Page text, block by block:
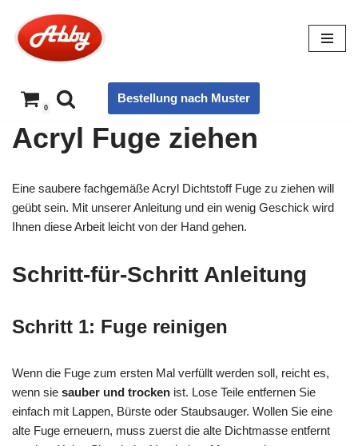
Zum
Inhalt
0
Bestellung nach Muster
Acryl Fuge ziehen
Eine saubere fachgemäße Acryl Dichtstoff Fuge zu ziehen will
geübt sein. Mit unserer Anleitung und ein wenig Geschick wird
Ihnen diese Arbeit leicht von der Hand gehen.
Schritt-für-Schritt Anleitung
Schritt 1: Fuge reinigen
Wenn die Fuge zum ersten Mal verfüllt werden soll, reicht es,
wenn sie sauber und trocken ist. Lose Teile entfernen Sie
einfach mit Lappen, Bürste oder Staubsauger. Wollen Sie eine
alte Fuge erneuern, muss zuerst die alte Dichtmasse entfernt